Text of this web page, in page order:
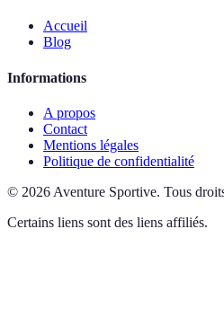
Accueil
Blog
Informations
A propos
Contact
Mentions légales
Politique de confidentialité
© 2026 Aventure Sportive. Tous
Certains liens sont des liens affiliés.